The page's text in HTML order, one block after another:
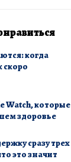
когда
скоро
Watch, которые
здоровье
сразу трех
это значит